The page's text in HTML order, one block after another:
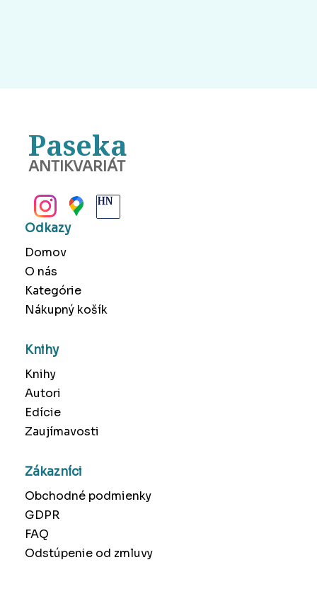
Paseka
ANTIKVARIÁT
Odkazy
Domov
O nás
Kategórie
Nákupný košík
Knihy
Knihy
Autori
Edície
Zaujímavosti
Zákazníci
Obchodné podmienky
GDPR
FAQ
Odstúpenie od zmluvy